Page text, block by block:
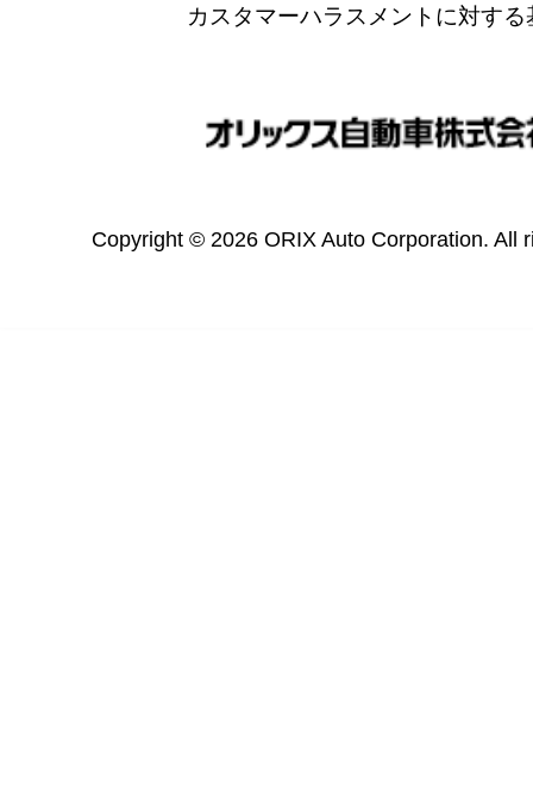
カスタマーハラスメントに対する
Copyright © 2026 ORIX Auto Corporation. All